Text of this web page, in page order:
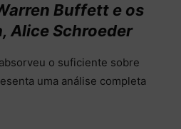
Buffett e os
Alice Schroeder
o suficiente sobre
uma análise completa